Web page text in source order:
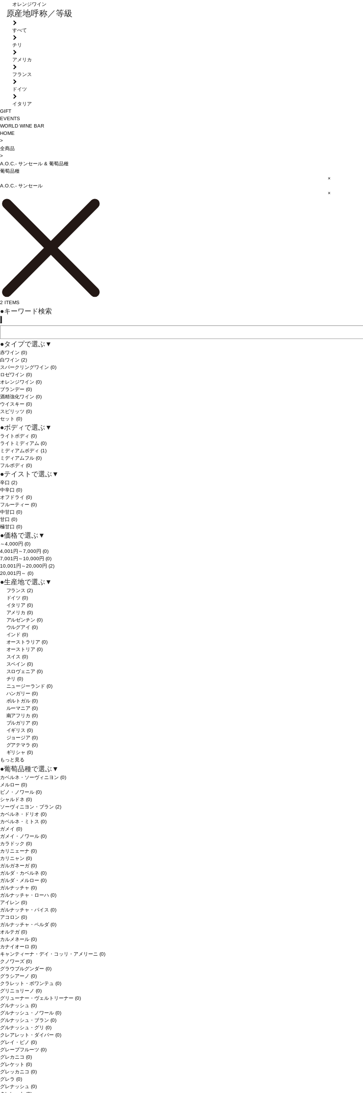
オレンジワイン
原産地呼称／等級
すべて
チリ
アメリカ
フランス
ドイツ
イタリア
GIFT
EVENTS
WORLD WINE BAR
HOME
>
全商品
>
A.O.C.- サンセール& 葡萄品種
葡萄品種
×
A.O.C.- サンセール
×
2 ITEMS
●キーワード検索
●タイプで選ぶ ▼
赤ワイン (0)
白ワイン (2)
スパークリングワイン (0)
ロゼワイン (0)
オレンジワイン (0)
ブランデー (0)
酒精強化ワイン (0)
ウイスキー (0)
スピリッツ (0)
セット (0)
●ボディで選ぶ ▼
ライトボディ (0)
ライトミディアム (0)
ミディアムボディ (1)
ミディアムフル (0)
フルボディ (0)
●テイストで選ぶ ▼
辛口 (2)
中辛口 (0)
オフドライ (0)
フルーティー (0)
中甘口 (0)
甘口 (0)
極甘口 (0)
●価格で選ぶ ▼
～4,000円 (0)
4,001円～7,000円 (0)
7,001円～10,000円 (0)
10,001円～20,000円 (2)
20,001円～ (0)
●生産地で選ぶ ▼
フランス(2)
ドイツ(0)
イタリア(0)
アメリカ(0)
アルゼンチン(0)
ウルグアイ(0)
インド(0)
オーストラリア(0)
オーストリア(0)
スイス(0)
スペイン(0)
スロヴェニア(0)
チリ(0)
ニュージーランド(0)
ハンガリー(0)
ポルトガル(0)
ルーマニア(0)
南アフリカ(0)
ブルガリア(0)
イギリス(0)
ジョージア(0)
グアテマラ(0)
ギリシャ(0)
もっと見る
●葡萄品種で選ぶ ▼
カベルネ・ソーヴィニヨン (0)
メルロー (0)
ピノ・ノワール (0)
シャルドネ (0)
ソーヴィニヨン・ブラン (2)
カベルネ・ドリオ (0)
カベルネ・ミトス (0)
ガメイ (0)
ガメイ・ノワール (0)
カラドック (0)
カリニェーナ (0)
カリニャン (0)
ガルガネーガ (0)
ガルダ・カベルネ (0)
ガルダ・メルロー (0)
ガルナッチャ (0)
ガルナッチャ・ローハ (0)
アイレン (0)
ガルナッチャ・パイス (0)
アコロン (0)
ガルナッチャ・ペルダ (0)
オルテガ (0)
カルメネール (0)
カナイオーロ (0)
キャンティーナ・デイ・コッリ・アメリーニ (0)
クノワーズ (0)
グラウブルグンダー (0)
グラシアーノ (0)
クラレット・ボワンテュ (0)
グリニョリーノ (0)
グリューナー・ヴェルトリーナー (0)
グルナッシュ (0)
グルナッシュ・ノワール (0)
グルナッシュ・ブラン (0)
グルナッシュ・グリ (0)
クレアレット・ダイバー (0)
グレイ・ピノ (0)
グレープフルーツ (0)
グレカニコ (0)
グレケット (0)
グレッカニコ (0)
グレラ (0)
グレナッシュ (0)